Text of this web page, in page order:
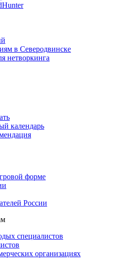
в Северодвинске
нетворкинга
календарь
форме
России
специалистов
организациях